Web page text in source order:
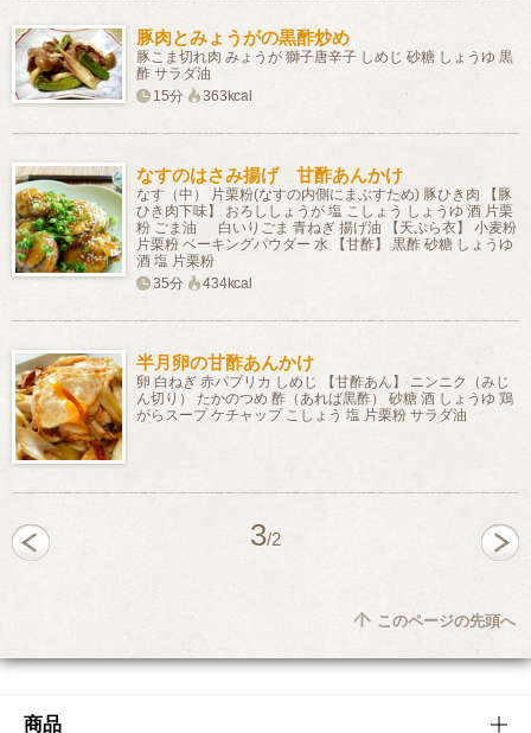
豚肉とみょうがの黒酢炒め
豚こま切れ肉 みょうが 獅子唐辛子 しめじ 砂糖 しょうゆ 黒
酢 サラダ油
15分
363kcal
なすのはさみ揚げ 甘酢あんかけ
なす（中） 片栗粉(なすの内側にまぶすため) 豚ひき肉 【豚
ひき肉下味】 おろししょうが 塩 こしょう しょうゆ 酒 片栗
粉 ごま油 白いりごま 青ねぎ 揚げ油 【天ぷら衣】 小麦粉
片栗粉 ベーキングパウダー 水 【甘酢】 黒酢 砂糖 しょうゆ
酒 塩 片栗粉
35分
434kcal
半月卵の甘酢あんかけ
卵 白ねぎ 赤パプリカ しめじ 【甘酢あん】 ニンニク（みじ
ん切り） たかのつめ 酢（あれば黒酢） 砂糖 酒 しょうゆ 鶏
がらスープ ケチャップ こしょう 塩 片栗粉 サラダ油
3/2
このページの先頭へ
商品